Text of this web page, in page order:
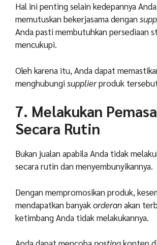
Hal ini penting selain kedepannya
memutuskan bekerjasama dengan
Anda pasti membutuhkan persediaan
mencukupi.
Oleh karena itu, Anda dapat
menghubungisupplierproduk
7. Melakukan
Secara Rutin
Bukan jualan apabila Anda tidak
secara rutin dan menyembunyikannya.
Dengan mempromosikan produk,
mendapatkan banyakorderanakan
ketimbang Anda tidak melakukannya.